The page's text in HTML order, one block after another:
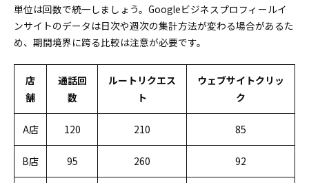
単位は回数で統一しましょう。Googleビジネスプロフィールイ
ンサイトのデータは日次や週次の集計方法が変わる場合があるた
め、期間境界に跨る比較は注意が必要です。
店
舗
通話回
数
ルートリクエス
ト
ウェブサイトクリッ
ク
A店 120 210 85
B店 95 260 92